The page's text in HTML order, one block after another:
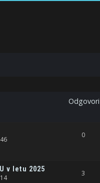
Odgovori
0
v letu 2025
3